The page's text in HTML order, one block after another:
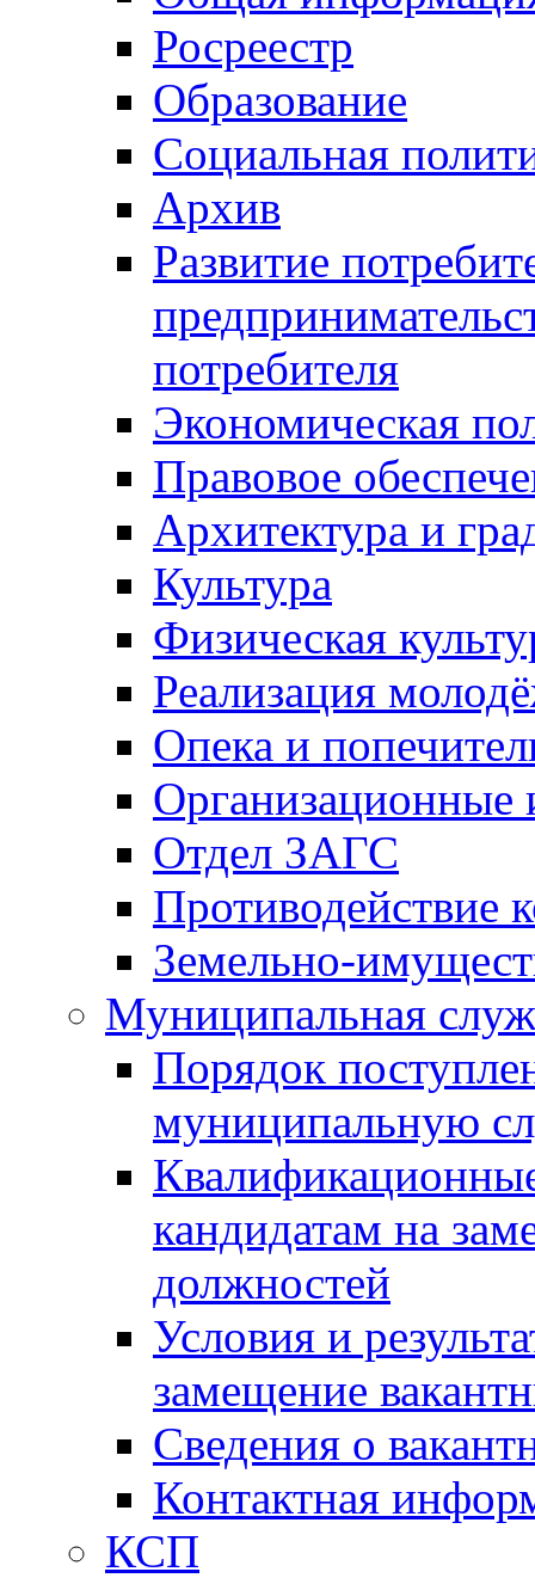
Росреестр
Образование
Социальная
Архив
Развитие
потребителя
Экономическая
Правовое
Архитектура и
Культура
Физическая
Реализация
Опека и
Отдел ЗАГС
Противодействие
Земельно-
Муниципальная
Порядок
муниципальную
кандидатам на
должностей
Условия и
замещение
Сведения о
Контактная
КСП